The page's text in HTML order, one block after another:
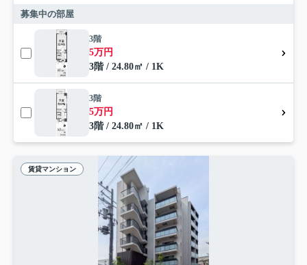
募集中の部屋
3階
5万円
3階 / 24.80㎡ / 1K
3階
5万円
3階 / 24.80㎡ / 1K
賃貸マンション